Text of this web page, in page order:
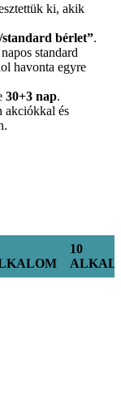
ki, akik
standard bérlet”.
standard
havonta egyre
30+3 nap.
akciókkal és
10